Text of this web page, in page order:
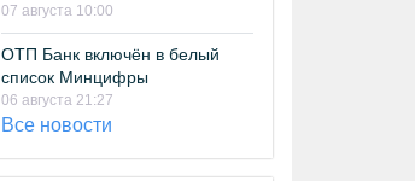
07 августа 10:00
ОТП Банк включён в белый
список Минцифры
06 августа 21:27
Все новости